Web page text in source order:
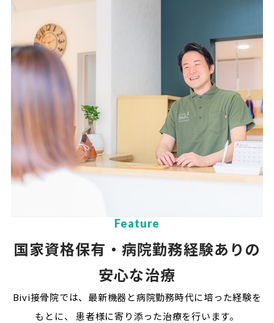
Feature
国家資格保有・病院勤務経験ありの
安心な治療
Bivi接骨院では、最新機器と病院勤務時代に培った経験を
もとに、
患者様に寄り添った治療を行います。